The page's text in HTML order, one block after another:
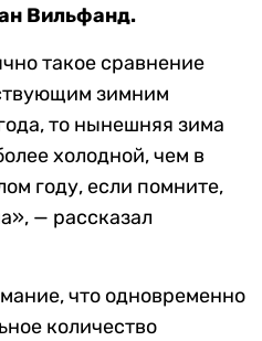
Вильфанд.
такое сравнение
зимним
то нынешняя зима
холодной, чем в
году, если помните,
— рассказал
что одновременно
количество